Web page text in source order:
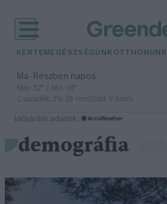
KERTEM EGÉSZSÉGÜNK OTTHONUNK
Ma– Részben napos
Max 32° / Min 18°
Csapadék: 3% (0 mm)Szél: 9 km/h
időjárási adatok:
demográfia